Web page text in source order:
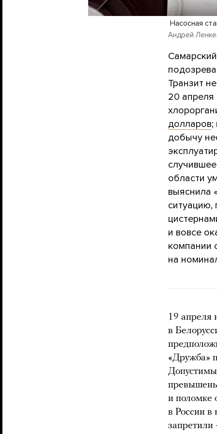
Насосная
Андрей
Транзит
20 апреля
долларов;
добычу
области
выяснила
ситуацию,
и вовсе
компании
на
19
в
«Дружба»
превышены
и поломке
в России в
запретили